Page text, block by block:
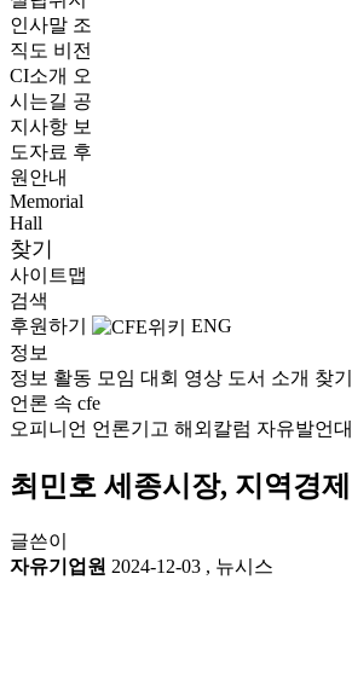
인사말 조
직도 비전
CI소개 오
시는길 공
지사항 보
도자료 후
원안내
Memorial
Hall
찾기
사이트맵
검색
후원하기
ENG
정보
정보 활동 모임 대회 영상 도서 소개 찾기
언론 속 cfe
오피니언 언론기고 해외칼럼 자유발언대
최민호 세종시장, 지역경
글쓴이
자유기업원 2024-12-03 , 뉴시스